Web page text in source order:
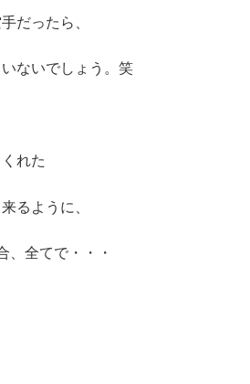
だったら、
ないでしょう。笑
れた
るように、
、全てで・・・